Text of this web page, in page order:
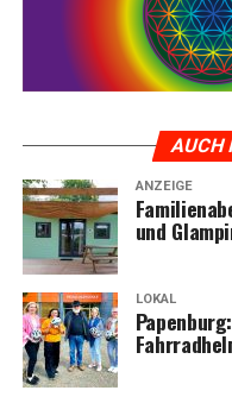
AUCH
ANZEIGE
und
LOKAL